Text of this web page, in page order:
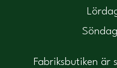
Fabriksbutiken är